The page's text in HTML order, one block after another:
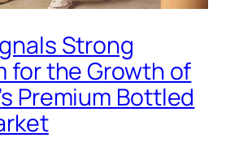
Strong
for the Growth of
Premium Bottled